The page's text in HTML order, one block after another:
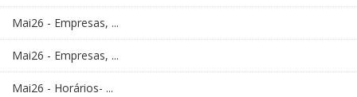
Mai26 - Empresas, ...
Mai26 - Empresas, ...
Mai26 - Horários- ...